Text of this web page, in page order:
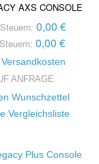
AXS CONSOLE
0,00 €
0,00 €
Versandkosten
ANFRAGE
Wunschzettel
Vergleichsliste